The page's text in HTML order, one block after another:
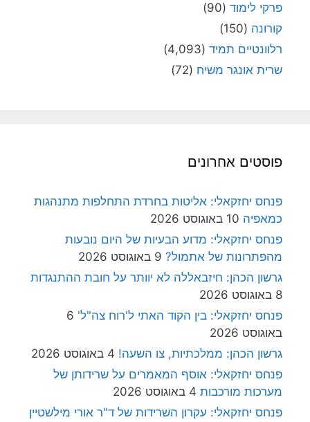
פרקי לימוד (90)
קורונה (150)
רלוונטיים תמיד (4,093)
שרית אונגר משיח (72)
פוסטים אחרונים
פנחס יחזקאלי: אליטות בחרדת התחלפות מתנהגות
כמאפיה 10 באוגוסט 2026
פנחס יחזקאלי: מדוע הבעיות של היום נובעות
מהפתרונות של אתמול? 9 באוגוסט 2026
גרשון הכהן: חיזבאללה לא יוותר על חובת ההתנגדות
8 באוגוסט 2026
פנחס יחזקאלי: בין הקוד האתי ל'רוח צה"ל' 6
באוגוסט 2026
גרשון הכהן: ממלכתיות, צו השעה! 4 באוגוסט 2026
פנחס יחזקאלי: אוסף המאמרים על שרידותן של
מערכות מורכבות 4 באוגוסט 2026
פנחס יחזקאלי: עקרון השרידות של ד"ר אורי מילשטיין